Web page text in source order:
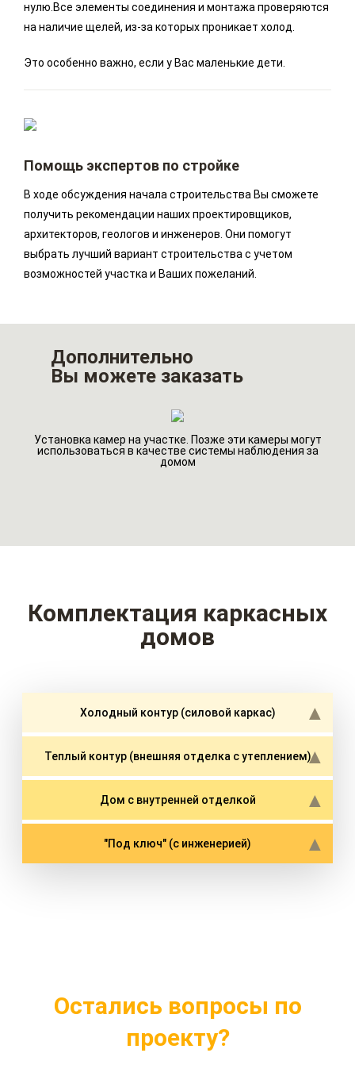
нулю.Все элементы соединения и монтажа проверяются
на наличие щелей, из-за которых проникает холод.
Это особенно важно, если у Вас маленькие дети.
Помощь экспертов по стройке
В ходе обсуждения начала строительства Вы сможете
получить рекомендации наших проектировщиков,
архитекторов, геологов и инженеров. Они помогут
выбрать лучший вариант строительства с учетом
возможностей участка и Ваших пожеланий.
Дополнительно
Вы можете заказать
Установка камер на участке. Позже эти камеры могут
использоваться в качестве системы наблюдения за
домом
Комплектация каркасных
домов
Холодный контур (силовой каркас)
Теплый контур (внешняя отделка с утеплением)
Дом с внутренней отделкой
"Под ключ" (с инженерией)
Остались вопросы по
проекту?